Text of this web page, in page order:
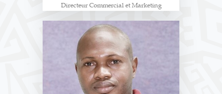
Directeur Commercial et Marketing